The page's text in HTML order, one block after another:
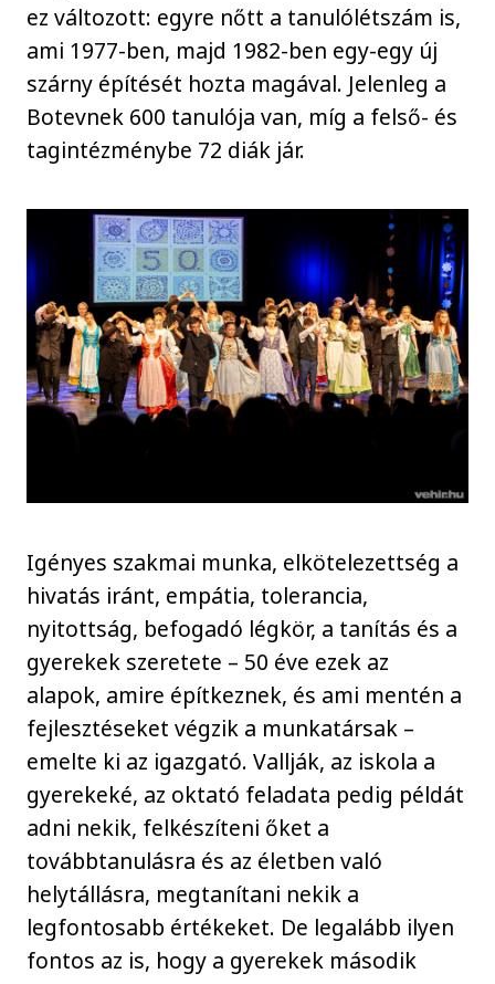
ez változott: egyre nőtt a tanulólétszám is,
ami 1977-ben, majd 1982-ben egy-egy új
szárny építését hozta magával. Jelenleg a
Botevnek 600 tanulója van, míg a felső- és
tagintézménybe 72 diák jár.
Igényes szakmai munka, elkötelezettség a
hivatás iránt, empátia, tolerancia,
nyitottság, befogadó légkör, a tanítás és a
gyerekek szeretete – 50 éve ezek az
alapok, amire építkeznek, és ami mentén a
fejlesztéseket végzik a munkatársak –
emelte ki az igazgató. Vallják, az iskola a
gyerekeké, az oktató feladata pedig példát
adni nekik, felkészíteni őket a
továbbtanulásra és az életben való
helytállásra, megtanítani nekik a
legfontosabb értékeket. De legalább ilyen
fontos az is, hogy a gyerekek második